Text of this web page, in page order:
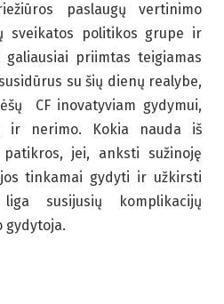
paslaugų vertinimo
sveikatos politikos grupe ir
priimtas teigiamas
su šių dienų realybe,
CF inovatyviam gydymui,
ir nerimo. Kokia nauda iš
jei, anksti sužinoję
tinkamai gydyti ir užkirsti
susijusių komplikacijų
gydytoja.